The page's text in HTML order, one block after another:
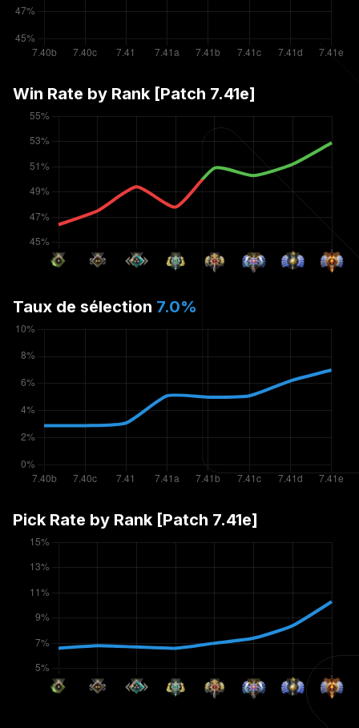
Win Rate by Rank [Patch 7.41e]
Taux de sélection 7.0%
Pick Rate by Rank [Patch 7.41e]